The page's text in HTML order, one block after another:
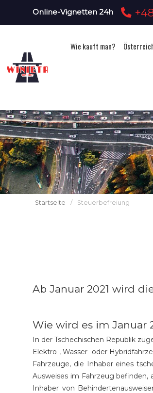
Online-Vignetten 24h
Wie kauft man?
Startseite / Steuerbefreiung
Ab Januar 2021 wird
Wie wird es im Januar
In der Tschechischen Republik
Elektro-, Wasser- oder
Fahrzeuge, die Inhaber eines
Ausweises im Fahrzeug
Inhaber von